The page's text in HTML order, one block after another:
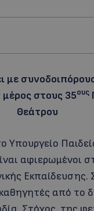
με
στους 35ους
Θεάτρου
Υπουργείο
αφιερωμένοι
από το